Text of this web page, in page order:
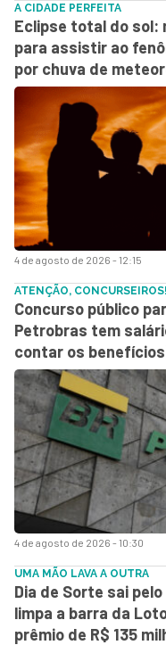
4 de agosto de 2026 - 12:15
A CIDADE PERFEITA
Eclipse total do sol:
para assistir ao
por chuva de
4 de agosto de 2026 - 10:30
ATENÇÃO, CONCURSEIROS!
Concurso público
Petrobras tem
contar os
UMA MÃO LAVA A OUTRA
Dia de Sorte sai
limpa a barra da
prêmio de R$ 135